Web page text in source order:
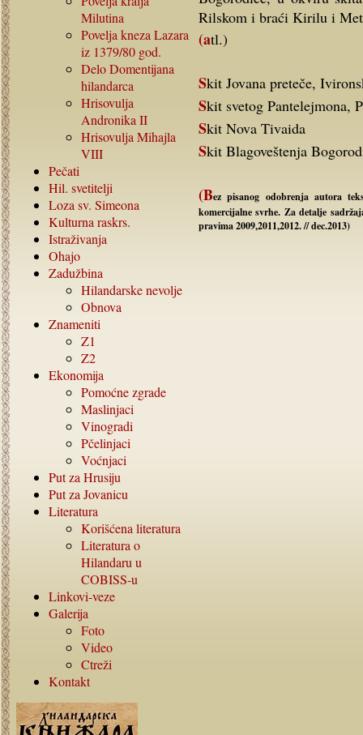
Milutina
Povelja kneza Lazara
iz 1379/80 god.
Delo Domentijana
hilandarca
Hrisovulja
Andronika II
Hrisovulja Mihajla
VIII
Pečati
Hil. svetitelji
Loza sv. Simeona
Kulturna raskrs.
Istraživanja
Ohajo
Zadužbina
Hilandarske nevolje
Obnova
Znameniti
Z1
Z2
Ekonomija
Pomoćne zgrade
Maslinjaci
Vinogradi
Pčelinjaci
Voćnjaci
Put za Hrusiju
Put za Jovanicu
Literatura
Korišćena literatura
Literatura o
Hilandaru u
COBISS-u
Linkovi-veze
Galerija
Foto
Video
Ctreži
Kontakt
Rilskom i braći Kirilu i
(atl.)
Skit Jovana preteče,
Skit svetog Pantelejmona,
Skit Nova Tivaida
Skit Blagoveštenja
(Bez pisanog odobrenja autora
komercijalne svrhe. Za detalje
pravima 2009,2011,2012. // dec.2013)